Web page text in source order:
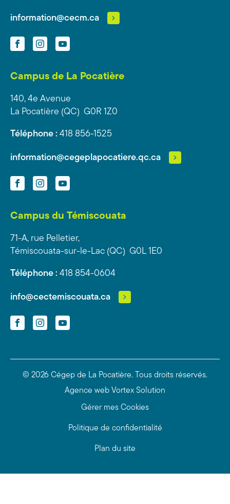
information@cecm.ca
FacebookInstagramYouTube
Campus de La Pocatière
140, 4e Avenue
La Pocatière (QC) G0R 1Z0
Téléphone : 418 856-1525
information@cegeplapocatiere.qc.ca
FacebookInstagramYouTube
Campus du Témiscouata
71-A, rue Pelletier,
Témiscouata-sur-le-Lac (QC) G0L 1E0
Téléphone : 418 854-0604
info@cectemiscouata.ca
FacebookInstagramYouTube
© 2026 Cégep de La Pocatière.
Tous droits réservés.
Agence web Vortex Solution
Gérer mes Cookies
Politique de confidentialité
Plan du site